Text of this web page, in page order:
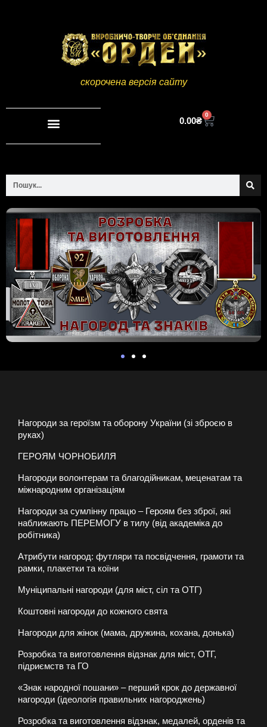
скорочена версія сайту
0.00₴
0
Нагороди за героїзм та оборону України (зі зброєю в
руках)
ГЕРОЯМ ЧОРНОБИЛЯ
Нагороди волонтерам та благодійникам, меценатам та
міжнародним організаціям
Нагороди за сумлінну працю – Героям без зброї, які
наближають ПЕРЕМОГУ в тилу (від академіка до
робітника)
Атрибути нагород: футляри та посвідчення, грамоти та
рамки, плакетки та коїни
Муніципальні нагороди (для міст, сіл та ОТГ)
Коштовні нагороди до кожного свята
Нагороди для жінок (мама, дружина, кохана, донька)
Розробка та виготовлення відзнак для міст, ОТГ,
підриємств та ГО
«Знак народної пошани» – перший крок до державної
нагороди (ідеологія правильних нагороджень)
Розробка та виготовлення відзнак, медалей, орденів та